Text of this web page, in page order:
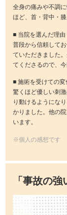
全身の痛みや不調
ほど、首・背中・
■ 当院を選んだ理由
普段から信頼して
ていただきました
てくださるので、
■ 施術を受けての変
驚くほど優しい刺
り動けるようにな
かりました。他の
います。
※個人の感想です
「事故の